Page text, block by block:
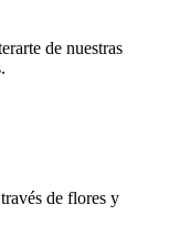
de nuestras
de flores y